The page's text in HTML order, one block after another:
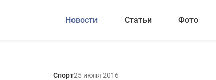
Новости Статьи Фото
Спорт25 июня 2016